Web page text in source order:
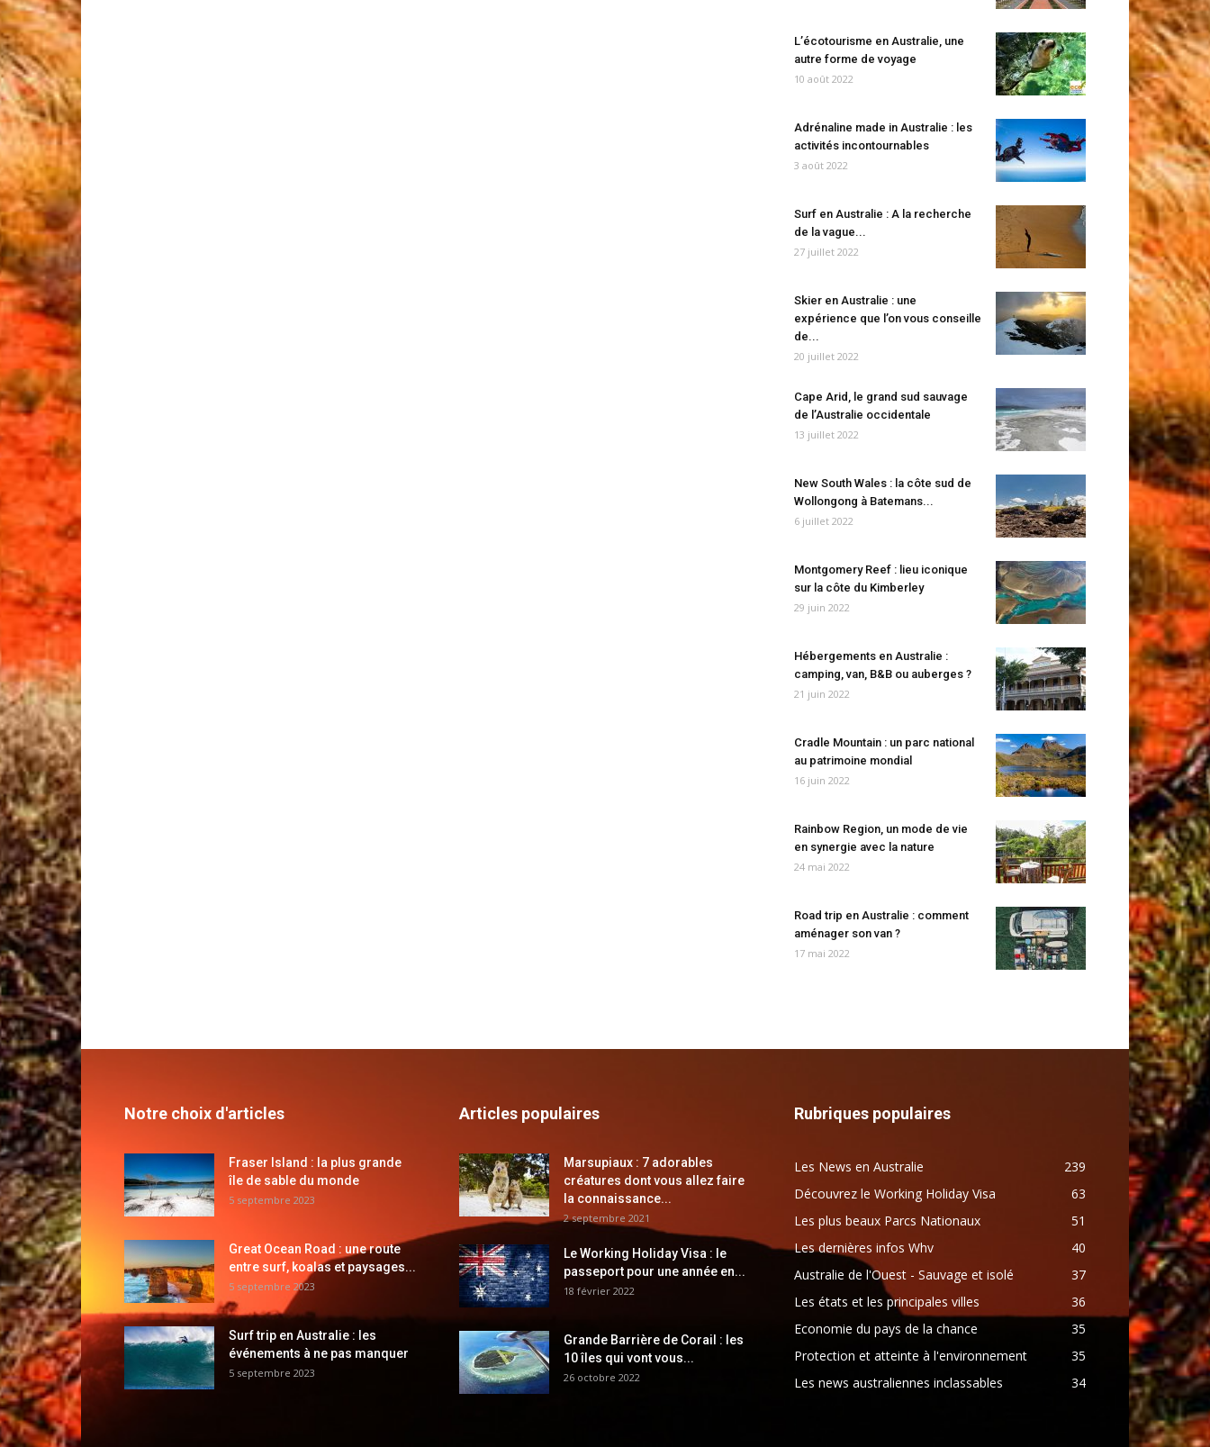
L’écotourisme en Australie, une
autre forme de voyage
10 août 2022
Adrénaline made in Australie : les
activités incontournables
3 août 2022
Surf en Australie : A la recherche
de la vague...
27 juillet 2022
Skier en Australie : une
expérience que l’on vous conseille
de...
20 juillet 2022
Cape Arid, le grand sud sauvage
de l’Australie occidentale
13 juillet 2022
New South Wales : la côte sud de
Wollongong à Batemans...
6 juillet 2022
Montgomery Reef : lieu iconique
sur la côte du Kimberley
29 juin 2022
Hébergements en Australie :
camping, van, B&B ou auberges ?
21 juin 2022
Cradle Mountain : un parc national
au patrimoine mondial
16 juin 2022
Rainbow Region, un mode de vie
en synergie avec la nature
24 mai 2022
Road trip en Australie : comment
aménager son van ?
17 mai 2022
Notre choix d'articles
Fraser Island : la plus grande
île de sable du monde
5 septembre 2023
Great Ocean Road : une route
entre surf, koalas et paysages...
5 septembre 2023
Surf trip en Australie : les
événements à ne pas manquer
5 septembre 2023
Articles populaires
Marsupiaux : 7 adorables
créatures dont vous allez faire
la connaissance...
2 septembre 2021
Le Working Holiday Visa : le
passeport pour une année en...
18 février 2022
Grande Barrière de Corail : les
10 îles qui vont vous...
26 octobre 2022
Rubriques populaires
Les News en Australie
239
Découvrez le Working Holiday Visa
63
Les plus beaux Parcs Nationaux
51
Les dernières infos Whv
40
Australie de l'Ouest - Sauvage et isolé
37
Les états et les principales villes
36
Economie du pays de la chance
35
Protection et atteinte à l'environnement
35
Les news australiennes inclassables
34